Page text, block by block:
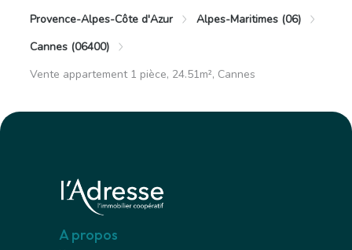
Provence-Alpes-Côte d'Azur
Alpes-Maritimes (06)
Cannes (06400)
Vente appartement 1 pièce, 24.51m², Cannes
A propos